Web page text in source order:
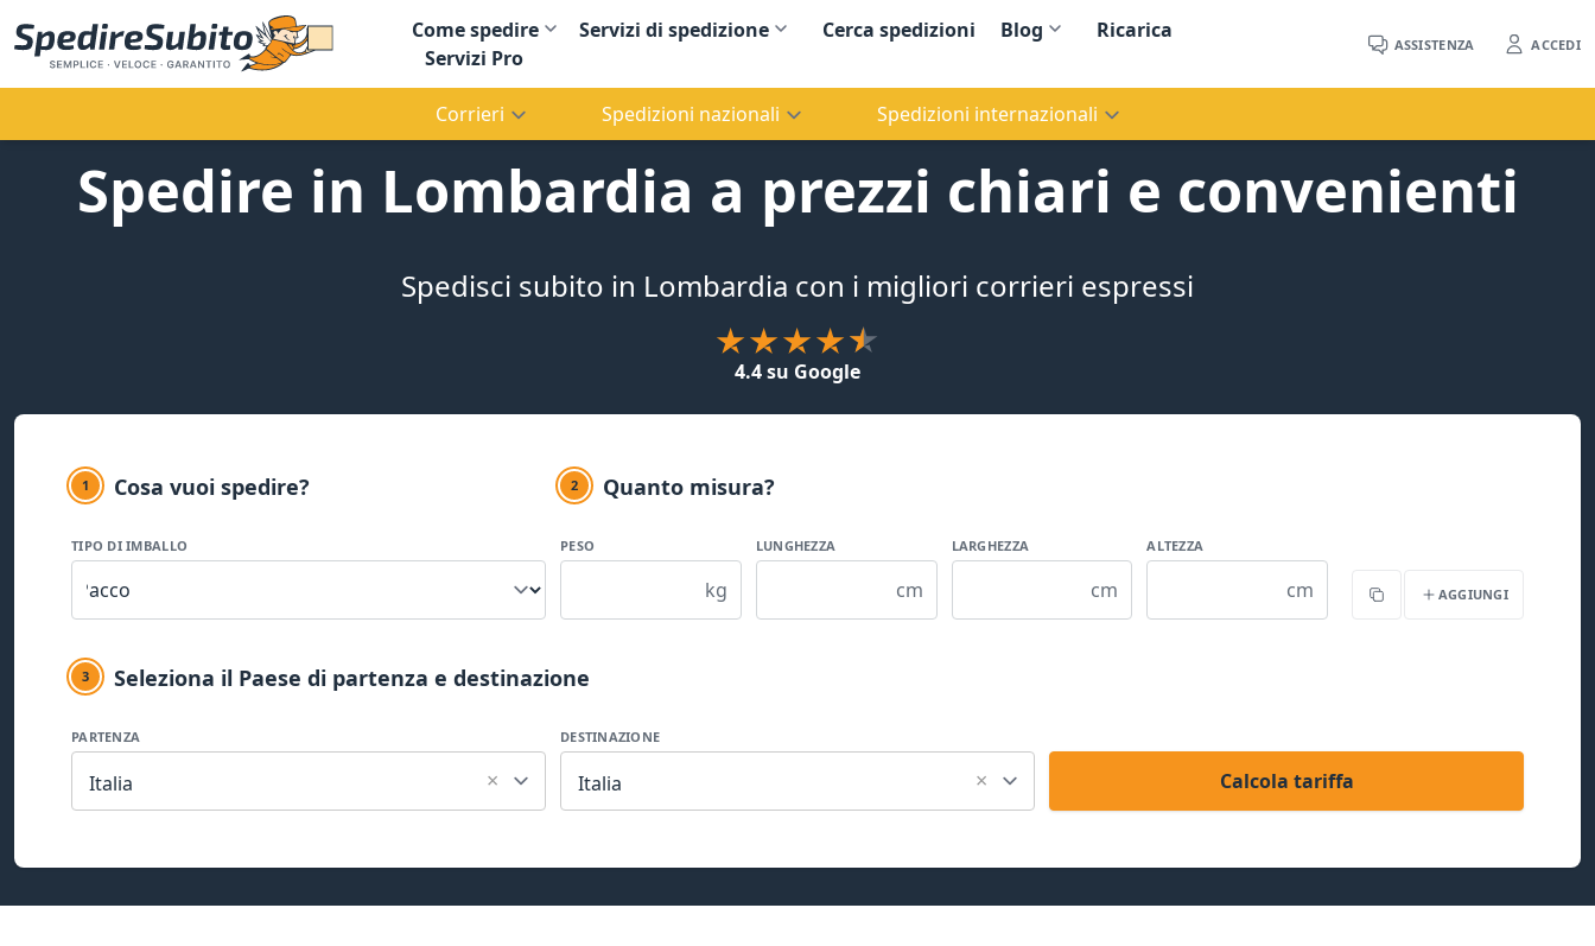
Come spedire Servizi di spedizione Cerca spedizioni Blog
Ricarica
Servizi Pro
ASSISTENZA ACCEDI
Corrieri Spedizioni nazionali Spedizioni internazionali
Spedire in Lombardia a prezzi chiari e convenienti
Spedisci subito in Lombardia con i migliori corrieri espressi
4.4 su Google
1 Cosa vuoi spedire?
TIPO DI IMBALLO
2 Quanto misura?
PESO
kg
LUNGHEZZA
cm
LARGHEZZA
cm
ALTEZZA
cm
Copia AGGIUNGI
3 Seleziona il Paese di partenza e destinazione
PARTENZA
Italia ×
DESTINAZIONE
Italia × Calcola tariffa